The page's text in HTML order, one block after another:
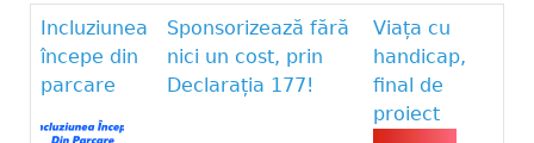
Incluziunea
începe din
parcare
Sponsorizează fără
nici un cost, prin
Declarația 177!
Viața cu
handicap,
final de
proiect